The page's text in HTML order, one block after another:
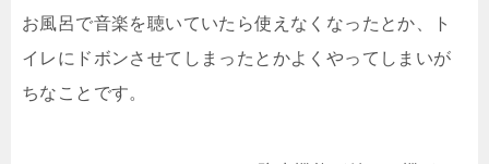
お風呂で音楽を聴いていたら使えなくなったとか、ト
イレにドボンさせてしまったとかよくやってしまいが
ちなことです。